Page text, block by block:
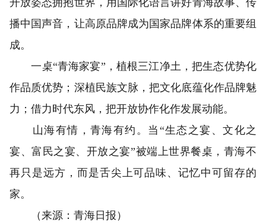
播中国声音，让高原品牌成为国家品牌体系的重要组
成。
一桌“青海家宴”，植根三江净土，把生态优势化
作品质优势；深植民族文脉，把文化底蕴化作品牌魅
力；借力时代东风，把开放协作化作发展动能。
山海有情，青海有约。当“生态之宴、文化之
宴、富民之宴、开放之宴”被端上世界餐桌，青海不
再只是远方，而是舌尖上可品味、记忆中可留存的
家。
（来源：青海日报）